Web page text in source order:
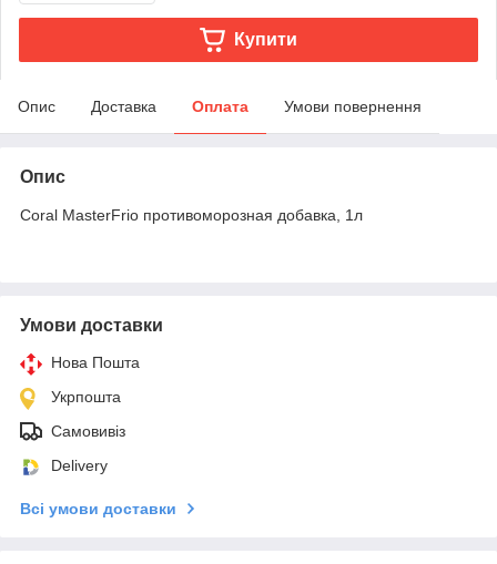
Купити
Опис Доставка Оплата Умови повернення
Опис
Coral MasterFrio противоморозная добавка, 1л
Умови доставки
Нова Пошта
Укрпошта
Самовивіз
Delivery
Всі умови доставки